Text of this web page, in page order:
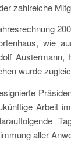
zahlreiche
wie
wurde
Arbeit
aller